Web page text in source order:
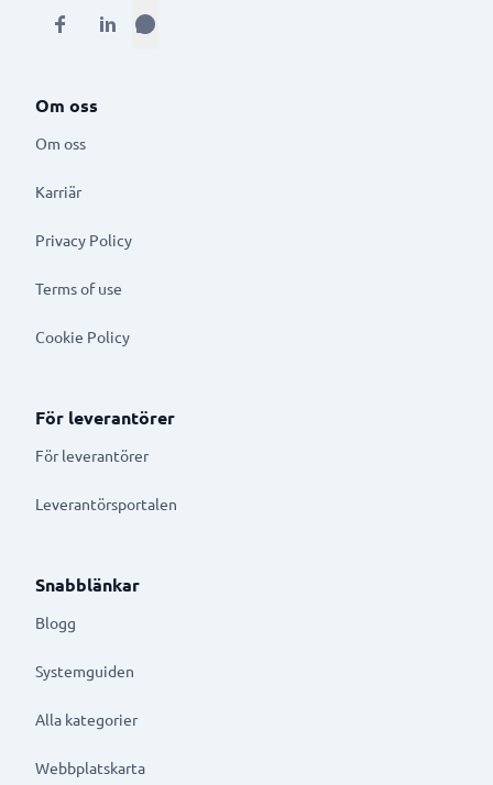
Om oss
Om oss
Karriär
Privacy Policy
Terms of use
Cookie Policy
För leverantörer
För leverantörer
Leverantörsportalen
Snabblänkar
Blogg
Systemguiden
Alla kategorier
Webbplatskarta